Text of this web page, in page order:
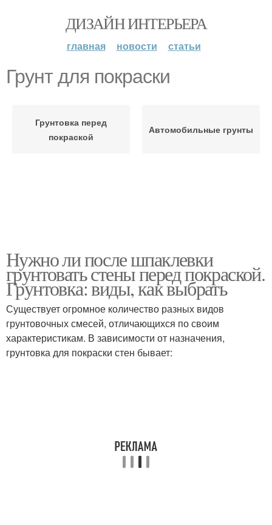
ДИЗАЙН ИНТЕРЬЕРА
главная новости статьи
Грунт для покраски
Грунтовка перед
покраской
Автомобильные грунты
Нужно ли после шпаклевки
грунтовать стены перед покраской.
Грунтовка: виды, как выбрать
Существует огромное количество разных видов
грунтовочных смесей, отличающихся по своим
характеристикам. В зависимости от назначения,
грунтовка для покраски стен бывает: